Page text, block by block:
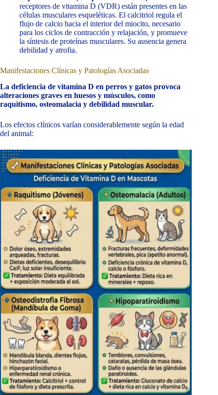
receptores de vitamina D (VDR) están presentes en las
células musculares esqueléticas. El calcitriol regula el
flujo de calcio hacia el interior del miocito, necesario
para los ciclos de contracción y relajación, y promueve
la síntesis de proteínas musculares. Su ausencia genera
debilidad y atrofia.
Manifestaciones Clínicas y Patologías Asociadas
La deficiencia de vitamina D en perros y gatos provoca
alteraciones graves en huesos y músculos, como
raquitismo, osteomalacia y debilidad muscular.
Los efectos clínicos varían considerablemente según la edad
del animal: